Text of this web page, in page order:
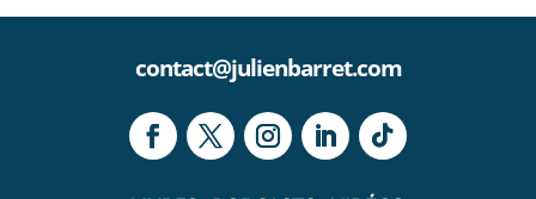
contact@julienbarret.com